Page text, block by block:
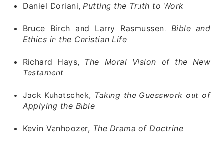
Daniel Doriani, Putting the Truth to Work
Bruce Birch and Larry Rasmussen, Bible and
Ethics in the Christian Life
Richard Hays, The Moral Vision of the New
Testament
Jack Kuhatschek, Taking the Guesswork out of
Applying the Bible
Kevin Vanhoozer, The Drama of Doctrine